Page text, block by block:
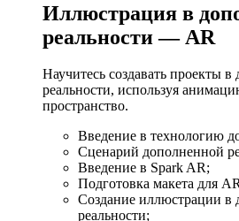
Иллюстрация в
реальности — AR
Научитесь создавать проекты
реальности, используя
пространство.
Введение в технологию
Сценарий дополненной
Введение в Spark AR;
Подготовка макета для
Создание иллюстрации в
реальности;